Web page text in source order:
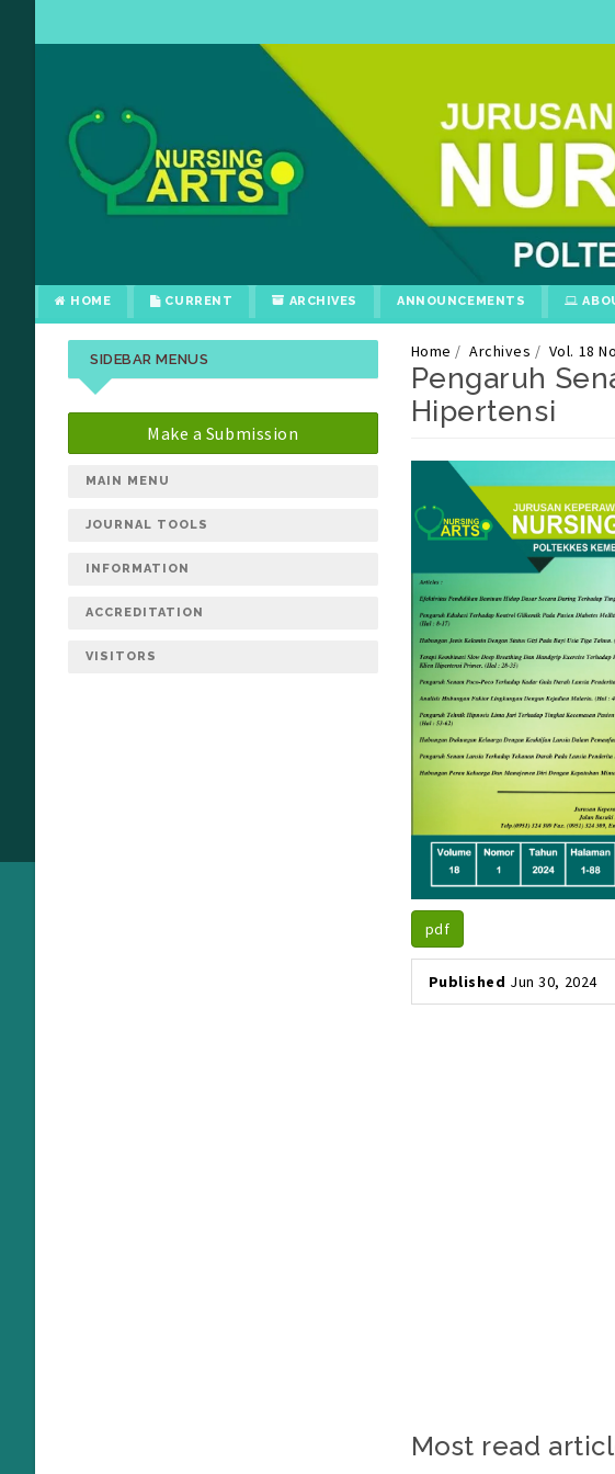
HOME CURRENT ARCHIVES ANNOUNCEMENTS
Home Archives Vol. 18
Pengaruh
Hipertensi
pdf
Published Jun 30, 2024
Most read
SIDEBAR MENUS
Make a Submission
MAIN MENU
JOURNAL TOOLS
INFORMATION
ACCREDITATION
VISITORS